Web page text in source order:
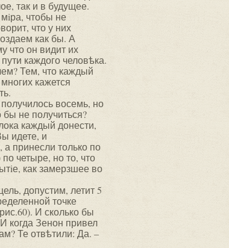
так и в будущее.
чтобы не
что у них
как бы. А
что он видит их
каждого человѣка.
Тем, что каждый
кажется
восемь, но
бы не получиться?
каждый донести,
идете, и
принесли только по
четыре, но то, что
как замерзшее во
допустим, летит 5
точке
И сколько бы
когда Зенон привел
Те отвѣтили: Да. –